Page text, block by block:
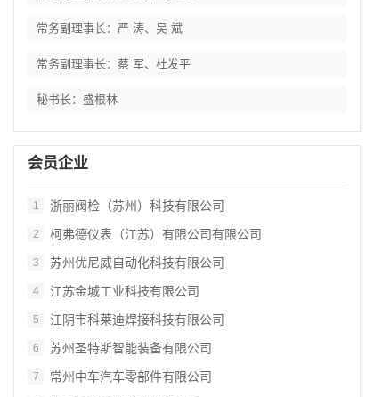
常务副理事长：严 涛、吴 斌
常务副理事长：蔡 军、杜发平
秘书长：盛根林
会员企业
1 浙丽阀检（苏州）科技有限公司
2 柯弗德仪表（江苏）有限公司有限公司
3 苏州优尼威自动化科技有限公司
4 江苏金城工业科技有限公司
5 江阴市科莱迪焊接科技有限公司
6 苏州圣特斯智能装备有限公司
7 常州中车汽车零部件有限公司